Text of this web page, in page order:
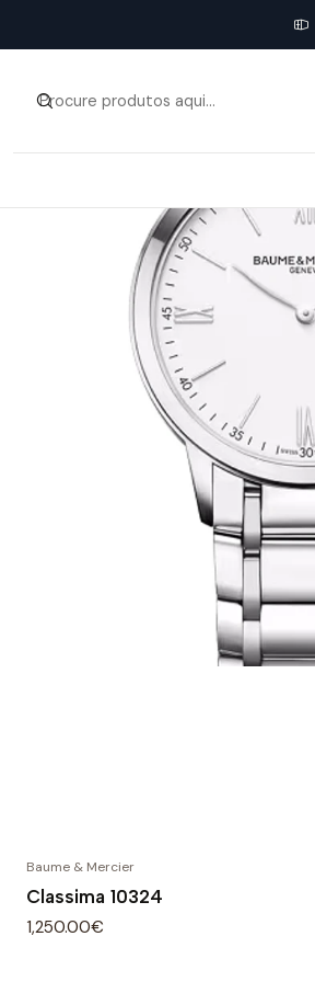
Baume & Mercier
Classima 10324
1,250.00€